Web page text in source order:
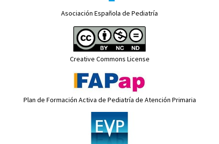
Asociación Española de Pediatría
Creative Commons License
Plan de Formación Activa de Pediatría de Atención Primaria